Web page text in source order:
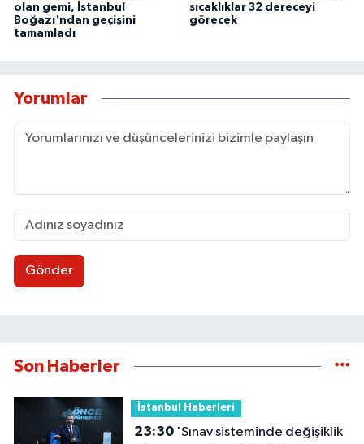
olan gemi, İstanbul
Boğazı'ndan geçişini
tamamladı
sıcaklıklar 32 dereceyi
görecek
Yorumlar
Gönder
Son Haberler
İstanbul Haberleri
23:30'Sınav sisteminde değişiklik